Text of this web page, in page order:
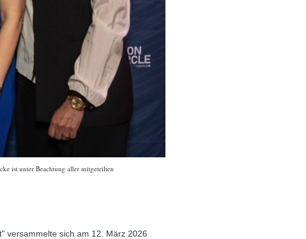
ist unter Beachtung aller mitgeteilten
versammelte sich am 12. März 2026